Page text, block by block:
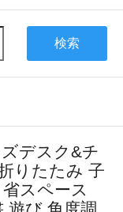
検索
デスク&チ
りたたみ 子
スペース